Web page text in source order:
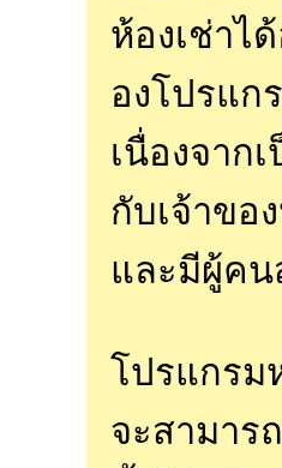
ห้องเช่าไ
องโปรแก
เนื่องจาก
กับเจ้าขอ
และมีผู้คน
โปรแกรม
จะสามาร